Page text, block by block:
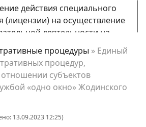
процедуры » Единый
процедур,
субъектов
«одно окно» Жодинского
13.09.2023 12:25)
действия специального
(лицензии) на осуществление
деятельности на
осуществления
вида деятельности
изменения в специальное
на осуществление
деятельности